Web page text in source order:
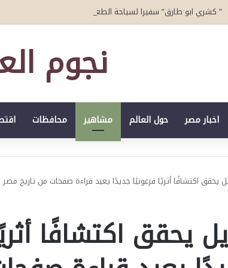
” كشري ابو طارق” سفيرا لسياحة الطعام في الشرق الأوسط.. ويستضيف أكثر من 50 سفيرا ودبلوماسيا ضمن مبادرة
نجوم
اخبار مصر حول العالم مشاهير محافظات
يحقق اكتشافًا أثريًا فرعونيًا جديدًا يعيد قراءة صفحات من تاريخ مصر
يحقق اكتشافًا